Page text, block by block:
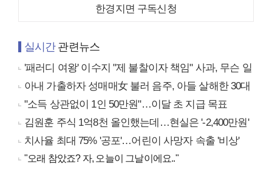
한경지면 구독신청
실시간관련뉴스
'패러디 여왕' 이수지 "제 불찰이자 책임" 사과, 무슨 일
아내 가출하자 성매매女 불러 음주, 아들 살해한 30대
"소득 상관없이 1인 50만원"…이달 초 지급 목표
김원훈 주식 1억8천 올인했는데…현실은 '-2,400만원'
치사율 최대 75% '공포'…어린이 사망자 속출 '비상'
"오래 참았죠? 자, 오늘이 그날이에요.."